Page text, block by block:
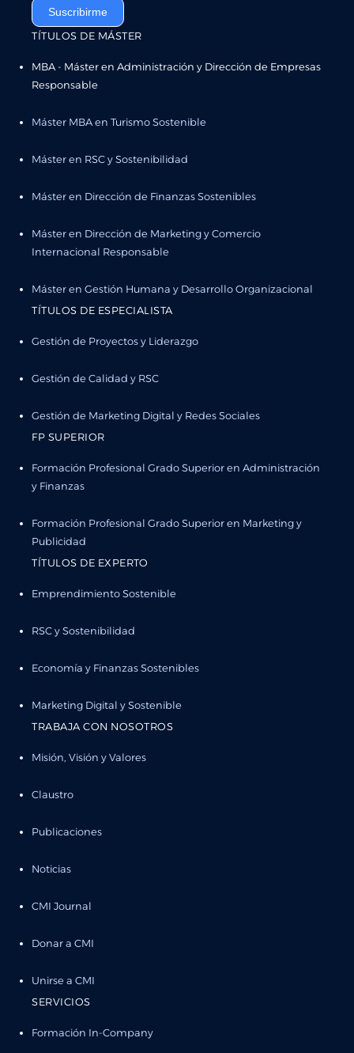
Suscribirme
TÍTULOS DE MÁSTER
MBA - Máster en Administración y Dirección de Empresas
Responsable
Máster MBA en Turismo Sostenible
Máster en RSC y Sostenibilidad
Máster en Dirección de Finanzas Sostenibles
Máster en Dirección de Marketing y Comercio
Internacional Responsable
Máster en Gestión Humana y Desarrollo Organizacional
TÍTULOS DE ESPECIALISTA
Gestión de Proyectos y Liderazgo
Gestión de Calidad y RSC
Gestión de Marketing Digital y Redes Sociales
FP SUPERIOR
Formación Profesional Grado Superior en Administración
y Finanzas
Formación Profesional Grado Superior en Marketing y
Publicidad
TÍTULOS DE EXPERTO
Emprendimiento Sostenible
RSC y Sostenibilidad
Economía y Finanzas Sostenibles
Marketing Digital y Sostenible
TRABAJA CON NOSOTROS
Misión, Visión y Valores
Claustro
Publicaciones
Noticias
CMI Journal
Donar a CMI
Unirse a CMI
SERVICIOS
Formación In-Company